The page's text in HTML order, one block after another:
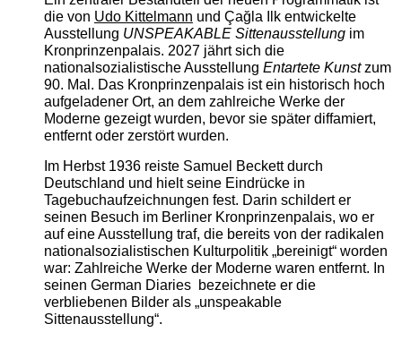
die von Udo Kittelmann und Çağla Ilk entwickelte
Ausstellung UNSPEAKABLE Sittenausstellungim
Kronprinzenpalais. 2027 jährt sich die
nationalsozialistische Ausstellung Entartete Kunstzum
90. Mal. Das Kronprinzenpalais ist ein historisch hoch
aufgeladener Ort, an dem zahlreiche Werke der
Moderne gezeigt wurden, bevor sie später diffamiert,
entfernt oder zerstört wurden.
Im Herbst 1936 reiste Samuel Beckett durch
Deutschland und hielt seine Eindrücke in
Tagebuchaufzeichnungen fest. Darin schildert er
seinen Besuch im Berliner Kronprinzenpalais, wo er
auf eine Ausstellung traf, die bereits von der radikalen
nationalsozialistischen Kulturpolitik „bereinigt“ worden
war: Zahlreiche Werke der Moderne waren entfernt. In
seinen German Diaries bezeichnete er die
verbliebenen Bilder als „unspeakable
Sittenausstellung“.